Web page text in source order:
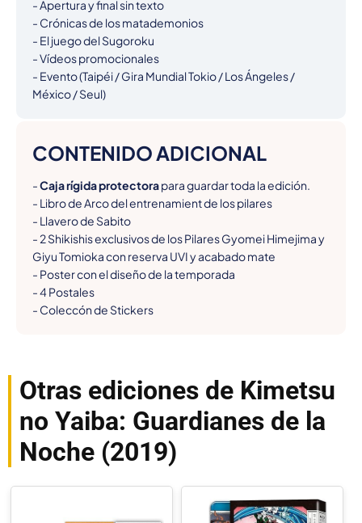
- Apertura y final sin texto
- Crónicas de los matademonios
- El juego del Sugoroku
- Vídeos promocionales
- Evento (Taipéi / Gira Mundial Tokio / Los Ángeles /
México / Seul)
CONTENIDO ADICIONAL
- Caja rígida protectora para guardar toda la edición.
- Libro de Arco del entrenamient de los pilares
- Llavero de Sabito
- 2 Shikishis exclusivos de los Pilares Gyomei Himejima y
Giyu Tomioka con reserva UVI y acabado mate
- Poster con el diseño de la temporada
- 4 Postales
- Coleccón de Stickers
Otras ediciones de Kimetsu
no Yaiba: Guardianes de la
Noche (2019)